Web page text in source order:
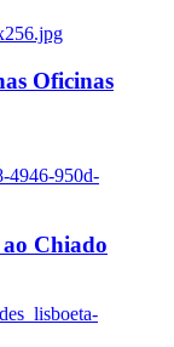
Oficinas
4946-950d-
ao Chiado